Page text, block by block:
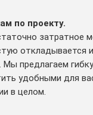
по проекту.
затратное
откладывается
предлагаем
удобными для
в целом.